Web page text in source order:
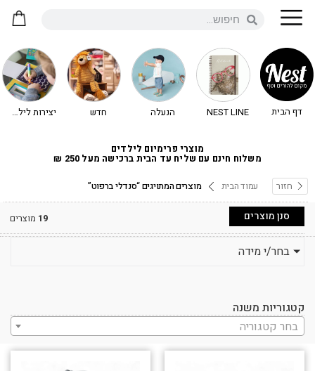
דף הבית NEST LINE הנעלה חדש יצירות לילדים - יצירה לילדים
מוצרי פרימיום לילדים
משלוח חינם עם שליח עד הבית ברכישה מעל 250 ₪
חזור עמוד הבית מוצרים המתויגים “סנדלי ברפוט”
19 מוצרים סנן מוצרים
בחר/י מידה
קטגוריות משנה
בחר קטגוריה